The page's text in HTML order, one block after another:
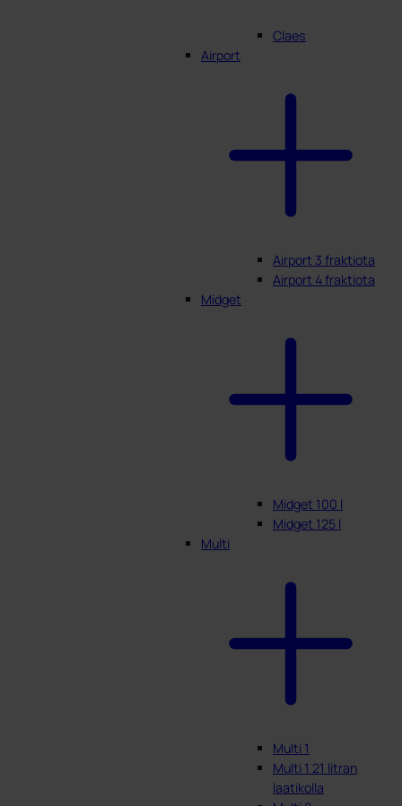
Claes
Airport
Airport 3 fraktiota
Airport 4 fraktiota
Midget
Midget 100 l
Midget 125 l
Multi
Multi 1
Multi 1 21 litran
laatikolla